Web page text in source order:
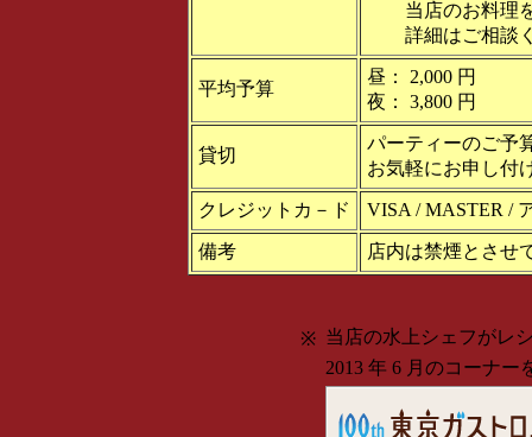
当店のお料理を
詳細はご相談
平均予算
昼： 2,000 円
夜： 3,800 円
貸切
パーティーのご予
お気軽にお申し付
クレジットカ－ド VISA / MASTER /
備考 店内は禁煙とさせ
※ 当店の水上シェフがレ
2013 年 6 月のコーナー